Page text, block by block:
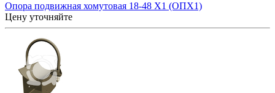
Опора подвижная хомутовая 18-48 Х1 (ОПХ1)
Цену уточняйте